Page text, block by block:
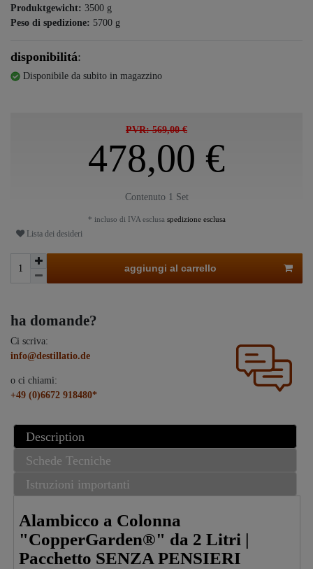
Produktgewicht: 3500 g
Peso di spedizione: 5700 g
disponibilitá:
Disponibile da subito in magazzino
PVR: 569,00 €
478,00 €
Contenuto 1 Set
* incluso di IVA esclusa spedizione esclusa
Lista dei desideri
aggiungi al carrello
ha domande?
Ci scriva:
info@destillatio.de
o ci chiami:
+49 (0)6672 918480*
Description
Schede Tecniche
Istruzioni importanti
Alambicco a Colonna
"CopperGarden®" da 2 Litri |
Pacchetto SENZA PENSIERI